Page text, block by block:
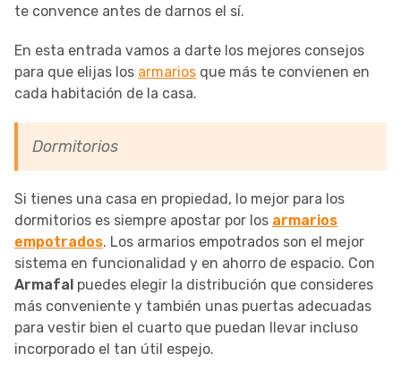
te convence antes de darnos el sí.
En esta entrada vamos a darte los mejores consejos
para que elijas los armarios que más te convienen en
cada habitación de la casa.
Dormitorios
Si tienes una casa en propiedad, lo mejor para los
dormitorios es siempre apostar por los armarios
empotrados. Los armarios empotrados son el mejor
sistema en funcionalidad y en ahorro de espacio. Con
Armafal puedes elegir la distribución que consideres
más conveniente y también unas puertas adecuadas
para vestir bien el cuarto que puedan llevar incluso
incorporado el tan útil espejo.